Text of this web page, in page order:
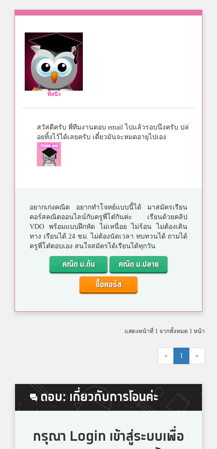
พี่หนึ่ง
สวัสดีครับ พี่ทีมงานตอบ email ไปแล้วรอบนึงครับ ปล่
อยทิ้งไว้ได้เลยครับ เดี๋ยวมันจะหมดอายุไปเอง
อยากเก่งคณิต อยากทำโจทย์แบบนี้ได้ มาสมัครเรียน
คอร์สคณิตออนไลน์กับครูพี่โต๋กันค่ะ เรียนด้วยคลิป
VDO พร้อมแบบฝึกหัด ไม่เหนื่อย ไม่ร้อน ไม่ต้องเดิน
ทาง เรียนได้ 24 ชม. ไม่ต้องนัดเวลา ทบทวนได้ ถามได้
ครูพี่โต๋ตอบเอง สนใจสมัครได้เรียนได้ทุกวัน
คณิต ม.ต้น
คณิต ม.ปลาย
ซื้อคอร์ส
แสดงหน้าที่ 1 จากทั้งหมด 1 หน้า
« 1 »
ตอบ: เกี่ยวกับการโอนค่ะ
กรุณา Login เข้าสู่ระบบเพื่อ